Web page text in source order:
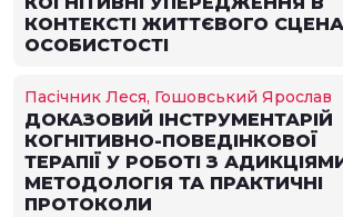
КОНТЕКСТІ ЖИТТЄВОГО
ОСОБИСТОСТІ
Пасічник Леся, Гошовський Ярослав
ДОКАЗОВИЙ ІНСТРУМЕНТАРІЙ
КОГНІТИВНО-ПОВЕДІНКОВОЇ
ТЕРАПІЇ У РОБОТІ З
МЕТОДОЛОГІЯ ТА ПРАКТИЧНІ
ПРОТОКОЛИ